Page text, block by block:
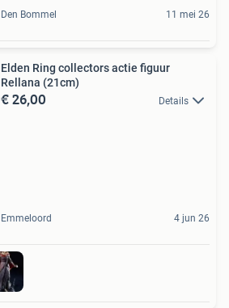
Den Bommel 11 mei 26
Elden Ring collectors actie figuur
Rellana (21cm)
€ 26,00 Details
Emmeloord 4 jun 26